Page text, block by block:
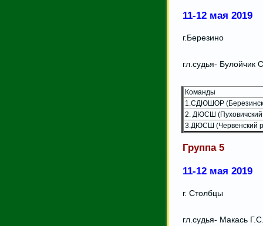
11-12 мая 2019
г.Березино
гл.судья- Булойчик
Команды
1.СДЮШОР
2. ДЮСШ (Пуховичский
3.ДЮСШ (Червенский
Группа 5
11-12 мая 2019
г. Столбцы
гл.судья- Макась